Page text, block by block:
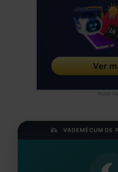
Publicidad
VADEMÉCUM DE